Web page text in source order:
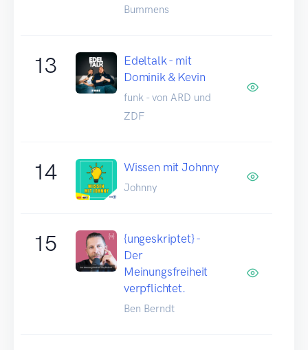
Bummens
13
Edeltalk - mit
Dominik & Kevin
funk - von ARD und
ZDF
14 Wissen mit Johnny
Johnny
15
{ungeskriptet} -
Der
Meinungsfreiheit
verpflichtet.
Ben Berndt